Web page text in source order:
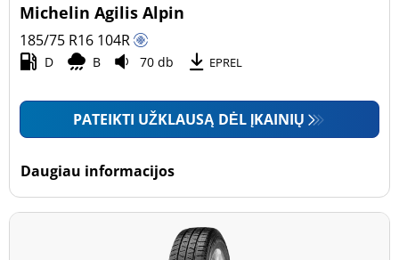
Michelin Agilis Alpin
185/75 R16 104R
D B 70 db EPREL
PATEIKTI UŽKLAUSĄ DĖL ĮKAINIŲ
Daugiau informacijos